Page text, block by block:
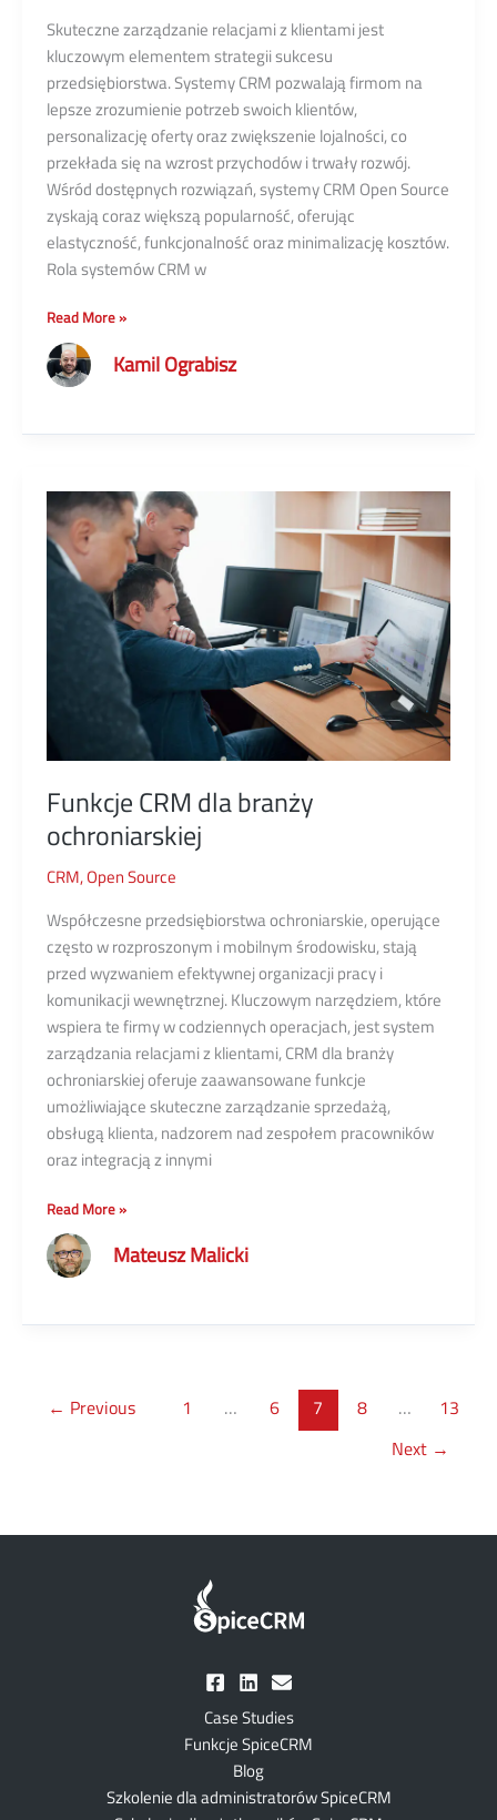
Skuteczne zarządzanie relacjami z klientami jest
kluczowym elementem strategii sukcesu
przedsiębiorstwa. Systemy CRM pozwalają firmom na
lepsze zrozumienie potrzeb swoich klientów,
personalizację oferty oraz zwiększenie lojalności, co
przekłada się na wzrost przychodów i trwały rozwój.
Wśród dostępnych rozwiązań, systemy CRM Open Source
zyskają coraz większą popularność, oferując
elastyczność, funkcjonalność oraz minimalizację kosztów.
Rola systemów CRM w
Systemy
CRM
rodzaje
Read More »
Kamil Ograbisz
Funkcje CRM dla branży
ochroniarskiej
CRM,Open Source
Współczesne przedsiębiorstwa ochroniarskie, operujące
często w rozproszonym i mobilnym środowisku, stają
przed wyzwaniem efektywnej organizacji pracy i
komunikacji wewnętrznej. Kluczowym narzędziem, które
wspiera te firmy w codziennych operacjach, jest system
zarządzania relacjami z klientami, CRM dla branży
ochroniarskiej oferuje zaawansowane funkcje
umożliwiające skuteczne zarządzanie sprzedażą,
obsługą klienta, nadzorem nad zespołem pracowników
oraz integracją z innymi
Funkcje
CRM
dla
Read More »
Mateusz Malicki
← Previous 1 … 6 7 8 …
13
Next →
Case Studies
Funkcje SpiceCRM
Blog
Szkolenie dla administratorów SpiceCRM